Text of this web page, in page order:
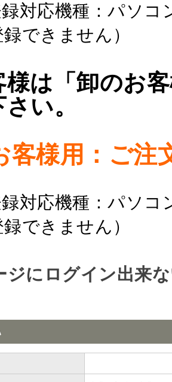
対応機種：パソ
できません）
様は「卸のお
い。
客様用：ご注
対応機種：パソ
できません）
ジにログイン出来